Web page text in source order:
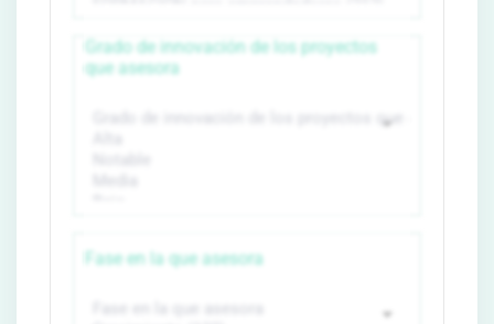
Grado de innovación de los proyectos
que asesora
Fase en la que asesora